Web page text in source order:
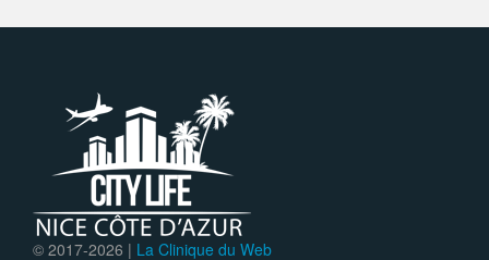
© 2017-2026 | La Clinique du Web